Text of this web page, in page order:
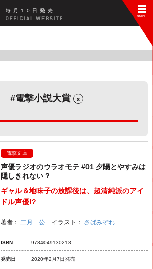
毎 月 10 日 発 売
電撃小説大賞 x
電撃文庫
声優ラジオのウラオモテ #01 夕陽とやすみは
隠しきれない？
ギャル＆地味子の放課後は、超清純派のアイ
ドル声優!?
著者： 二月 公 イラスト： さばみぞれ
ISBN 9784049130218
発売日 2020年2月7日発売